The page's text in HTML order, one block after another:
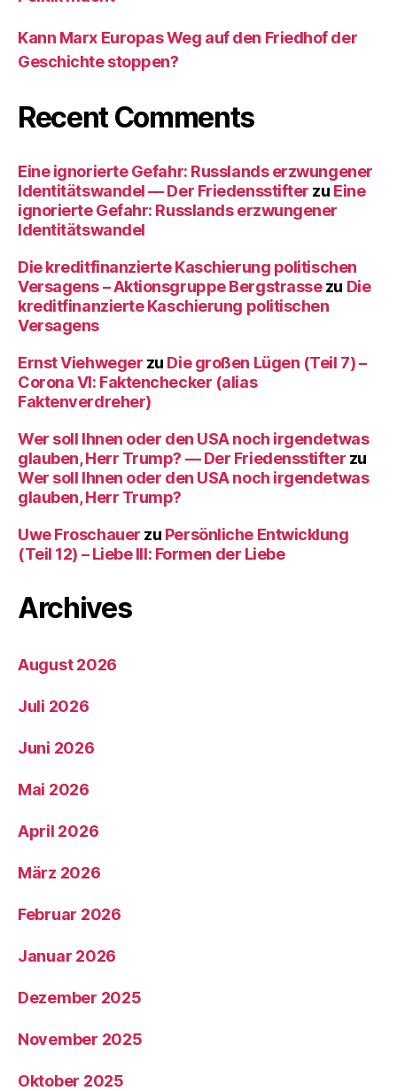
Kann Marx Europas Weg auf den Friedhof der
Geschichte stoppen?
Recent Comments
Eine ignorierte Gefahr: Russlands erzwungener
Identitätswandel — Der Friedensstifter zu Eine
ignorierte Gefahr: Russlands erzwungener
Identitätswandel
Die kreditfinanzierte Kaschierung politischen
Versagens – Aktionsgruppe Bergstrassezu Die
kreditfinanzierte Kaschierung politischen
Versagens
Ernst Viehweger zu Die großen Lügen (Teil 7) –
Corona VI: Faktenchecker (alias
Faktenverdreher)
Wer soll Ihnen oder den USA noch irgendetwas
glauben, Herr Trump? — Der Friedensstifter zu
Wer soll Ihnen oder den USA noch irgendetwas
glauben, Herr Trump?
Uwe Froschauer zu Persönliche Entwicklung
(Teil 12) – Liebe III: Formen der Liebe
Archives
August 2026
Juli 2026
Juni 2026
Mai 2026
April 2026
März 2026
Februar 2026
Januar 2026
Dezember 2025
November 2025
Oktober 2025